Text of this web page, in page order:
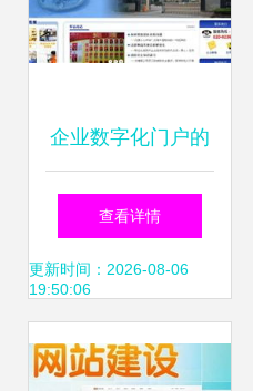
企业数字化门户的
成功密码 万户网络
如何以17年经验赋
查看详情
更新时间：2026-08-06
19:50:06